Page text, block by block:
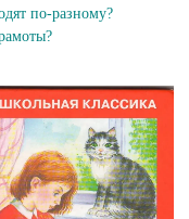
по-разному?